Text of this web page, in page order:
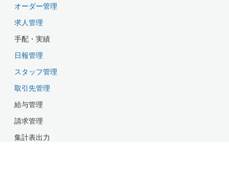
オーダー管理
求人管理
手配・実績
日報管理
スタッフ管理
取引先管理
給与管理
請求管理
集計表出力